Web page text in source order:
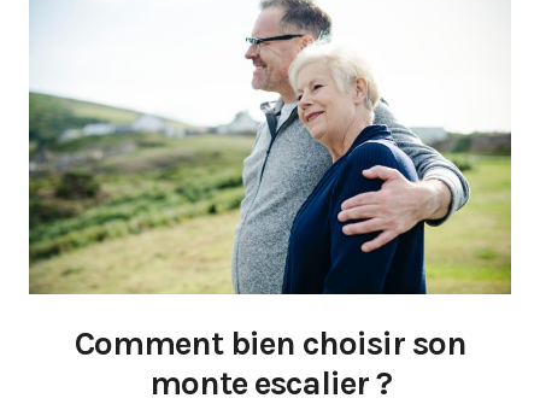
Comment bien choisir son
monte escalier ?